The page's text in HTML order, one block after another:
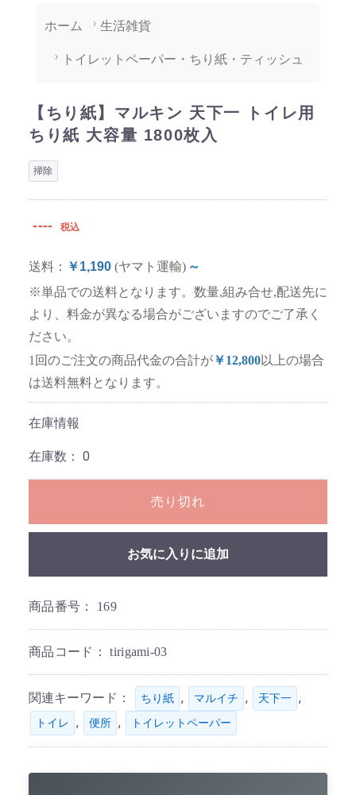
ホーム 生活雑貨
トイレットペーパー・ちり紙・ティッシュ
【ちり紙】マルキン 天下一 トイレ用
ちり紙 大容量 1800枚入
掃除
---- 税込
送料： ￥1,190 (ヤマト運輸) ～
※単品での送料となります。数量,組み合せ,配送先に
より、料金が異なる場合がございますのでご了承く
ださい。
1回のご注文の商品代金の合計が￥12,800以上の場合
は送料無料となります。
在庫情報
在庫数： 0
売り切れ
お気に入りに追加
商品番号： 169
商品コード：tirigami-03
関連キーワード： ちり紙 , マルイチ , 天下一 ,
トイレ , 便所 , トイレットペーパー